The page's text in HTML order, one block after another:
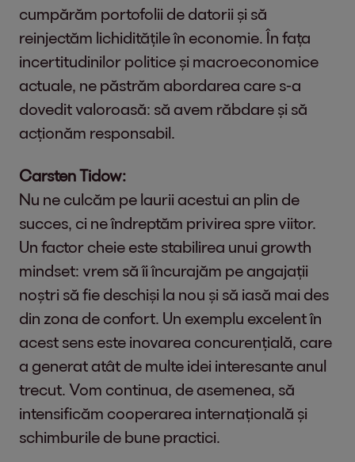
cumpărăm portofolii de datorii și să
reinjectăm lichiditățile în economie. În fața
incertitudinilor politice și macroeconomice
actuale, ne păstrăm abordarea care s-a
dovedit valoroasă: să avem răbdare și să
acționăm responsabil.
Carsten Tidow:
Nu ne culcăm pe laurii acestui an plin de
succes, ci ne îndreptăm privirea spre viitor.
Un factor cheie este stabilirea unui growth
mindset: vrem să îi încurajăm pe angajații
noștri să fie deschiși la nou și să iasă mai des
din zona de confort. Un exemplu excelent în
acest sens este inovarea concurențială, care
a generat atât de multe idei interesante anul
trecut. Vom continua, de asemenea, să
intensificăm cooperarea internațională și
schimburile de bune practici.